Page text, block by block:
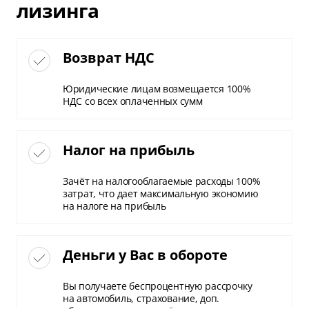
лизинга
Возврат НДС
Юридические лицам возмещается 100%
НДС со всех оплаченных сумм
Налог на прибыль
Зачёт на налогооблагаемые расходы 100%
затрат, что дает максимальную экономию
на налоге на прибыль
Деньги у Вас в обороте
Вы получаете беспроцентную рассрочку
на автомобиль, страхование, доп.